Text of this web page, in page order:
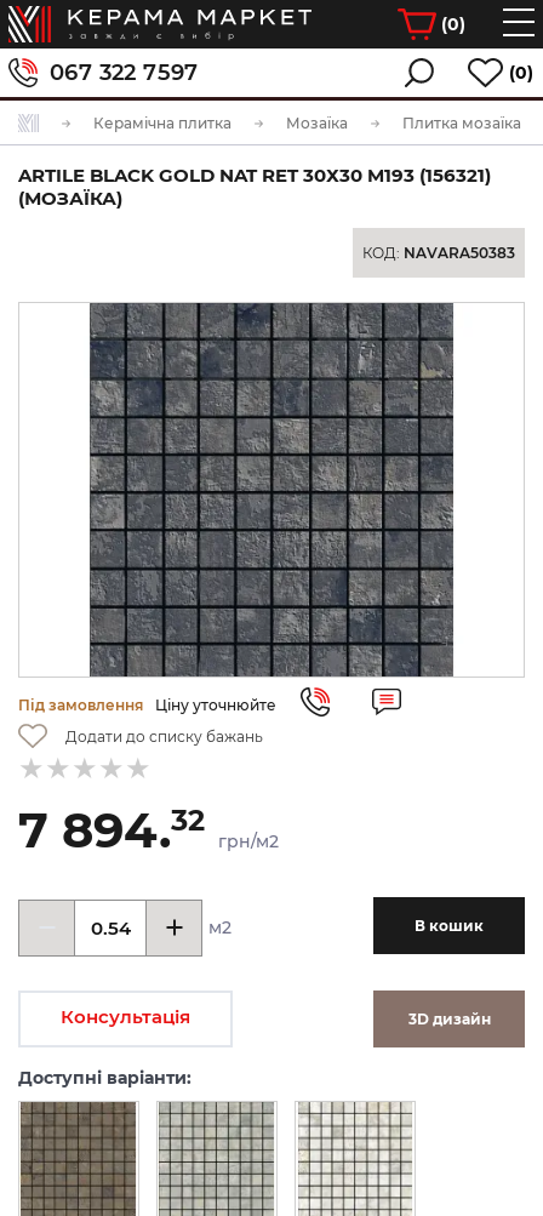
(0)
067 322 7597 (0)
Керамічна плитка Мозаїка Плитка мозаїка
ARTILE BLACK GOLD NAT RET 30Х30 M193 (156321)
(МОЗАЇКА)
КОД: NAVARA50383
Під замовлення
Ціну уточнюйте
Додати до списку бажань
7 894.32
грн/м2
м2 В кошик
Консультація 3D дизайн
Доступні варіанти: